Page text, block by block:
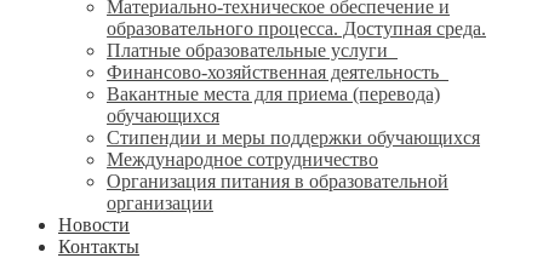
Материально-техническое обеспечение и
образовательного процесса. Доступная среда.
Платные образовательные услуги
Финансово-хозяйственная деятельность
Вакантные места для приема (перевода)
обучающихся
Стипендии и меры поддержки обучающихся
Международное сотрудничество
Организация питания в образовательной
организации
Новости
Контакты